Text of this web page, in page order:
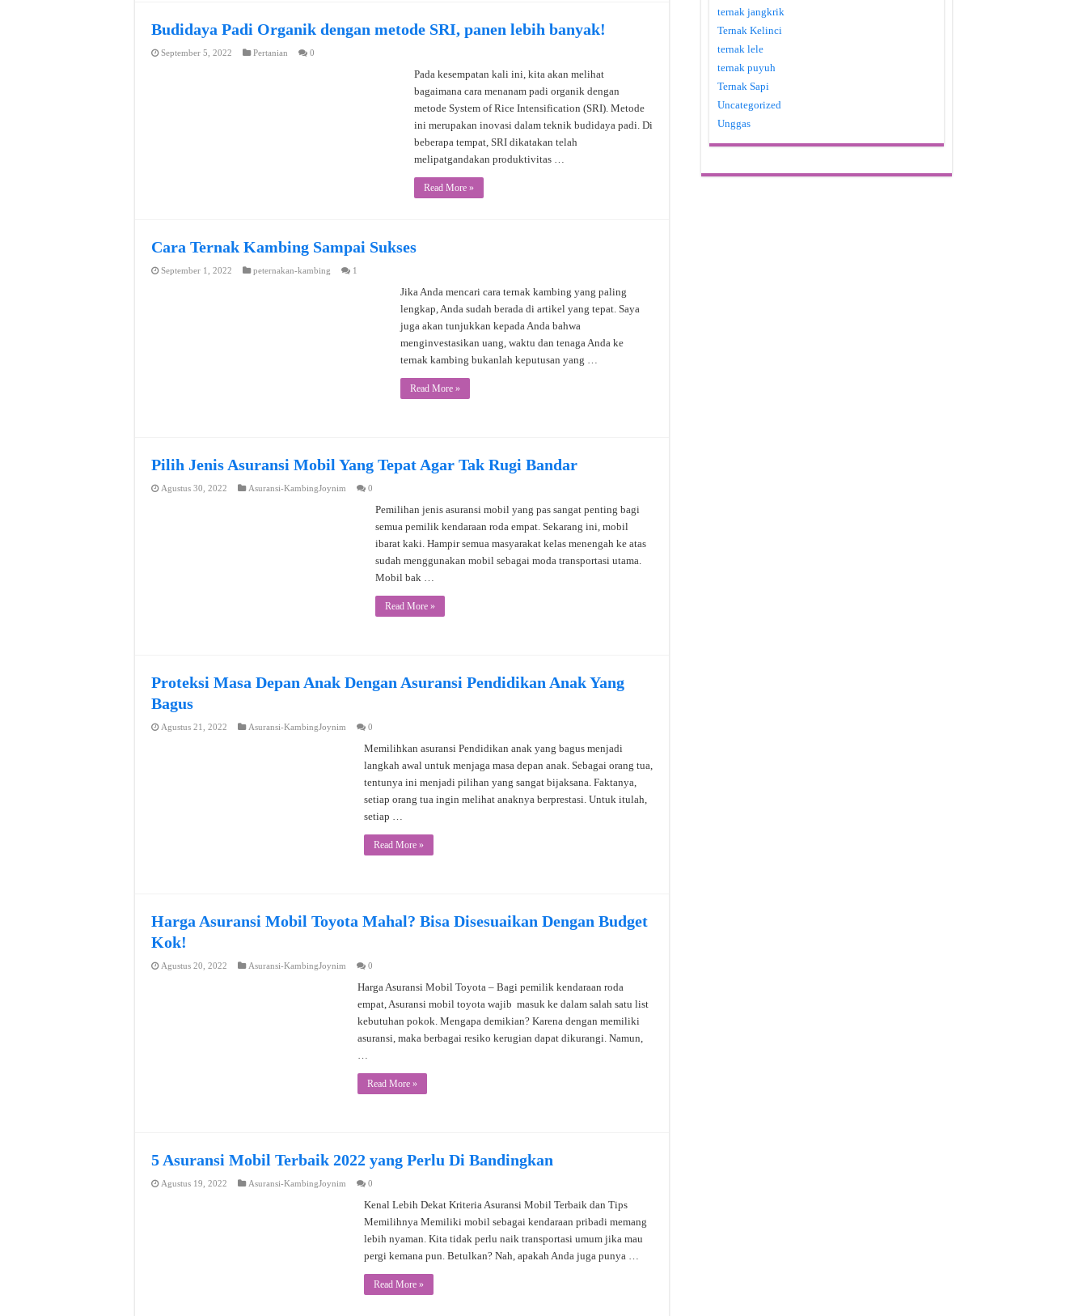
Budidaya Padi Organik dengan metode SRI, panen lebih banyak!
September 5, 2022 Pertanian 0
Pada kesempatan kali ini, kita akan melihat
bagaimana cara menanam padi organik dengan
metode System of Rice Intensification (SRI). Metode
ini merupakan inovasi dalam teknik budidaya padi. Di
beberapa tempat, SRI dikatakan telah
melipatgandakan produktivitas …
Read More »
Cara Ternak Kambing Sampai Sukses
September 1, 2022 peternakan-kambing 1
Jika Anda mencari cara ternak kambing yang paling
lengkap, Anda sudah berada di artikel yang tepat. Saya
juga akan tunjukkan kepada Anda bahwa
menginvestasikan uang, waktu dan tenaga Anda ke
ternak kambing bukanlah keputusan yang …
Read More »
Pilih Jenis Asuransi Mobil Yang Tepat Agar Tak Rugi Bandar
Agustus 30, 2022 Asuransi-KambingJoynim 0
Pemilihan jenis asuransi mobil yang pas sangat penting bagi
semua pemilik kendaraan roda empat. Sekarang ini, mobil
ibarat kaki. Hampir semua masyarakat kelas menengah ke atas
sudah menggunakan mobil sebagai moda transportasi utama.
Mobil bak …
Read More »
Proteksi Masa Depan Anak Dengan Asuransi Pendidikan Anak Yang
Bagus
Agustus 21, 2022 Asuransi-KambingJoynim 0
Memilihkan asuransi Pendidikan anak yang bagus menjadi
langkah awal untuk menjaga masa depan anak. Sebagai orang tua,
tentunya ini menjadi pilihan yang sangat bijaksana. Faktanya,
setiap orang tua ingin melihat anaknya berprestasi. Untuk itulah,
setiap …
Read More »
Harga Asuransi Mobil Toyota Mahal? Bisa Disesuaikan Dengan Budget
Kok!
Agustus 20, 2022 Asuransi-KambingJoynim 0
Harga Asuransi Mobil Toyota – Bagi pemilik kendaraan roda
empat, Asuransi mobil toyota wajib masuk ke dalam salah satu list
kebutuhan pokok. Mengapa demikian? Karena dengan memiliki
asuransi, maka berbagai resiko kerugian dapat dikurangi. Namun,
…
Read More »
5 Asuransi Mobil Terbaik 2022 yang Perlu Di Bandingkan
Agustus 19, 2022 Asuransi-KambingJoynim 0
Kenal Lebih Dekat Kriteria Asuransi Mobil Terbaik dan Tips
Memilihnya Memiliki mobil sebagai kendaraan pribadi memang
lebih nyaman. Kita tidak perlu naik transportasi umum jika mau
pergi kemana pun. Betulkan? Nah, apakah Anda juga punya …
Read More »
ternak jangkrik
Ternak Kelinci
ternak lele
ternak puyuh
Ternak Sapi
Uncategorized
Unggas